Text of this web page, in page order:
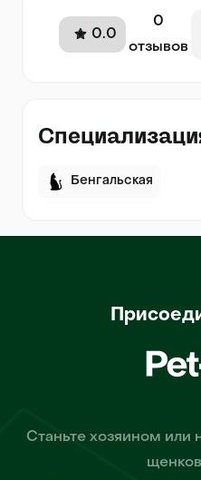
0.0
0
отзывов
Бенгальская
Станьте хозяином или
щенков